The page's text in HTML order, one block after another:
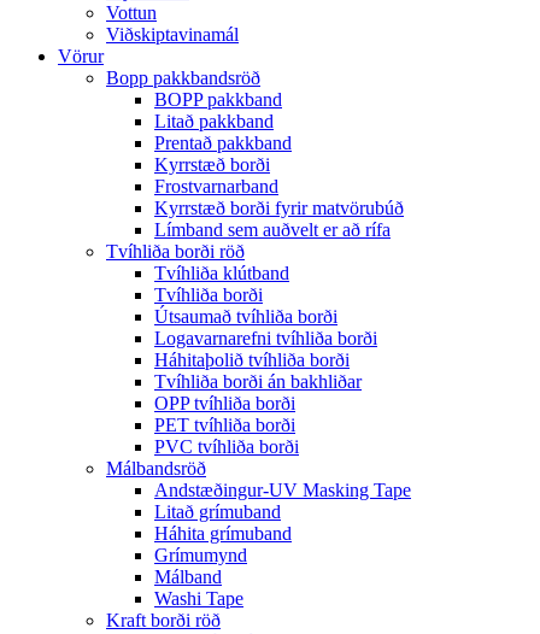
Vottun
Viðskiptavinamál
Vörur
Bopp pakkbandsröð
BOPP pakkband
Litað pakkband
Prentað pakkband
Kyrrstæð borði
Frostvarnarband
Kyrrstæð borði fyrir matvörubúð
Límband sem auðvelt er að rífa
Tvíhliða borði röð
Tvíhliða klútband
Tvíhliða borði
Útsaumað tvíhliða borði
Logavarnarefni tvíhliða borði
Háhitaþolið tvíhliða borði
Tvíhliða borði án bakhliðar
OPP tvíhliða borði
PET tvíhliða borði
PVC tvíhliða borði
Málbandsröð
Andstæðingur-UV Masking Tape
Litað grímuband
Háhita grímuband
Grímumynd
Málband
Washi Tape
Kraft borði röð